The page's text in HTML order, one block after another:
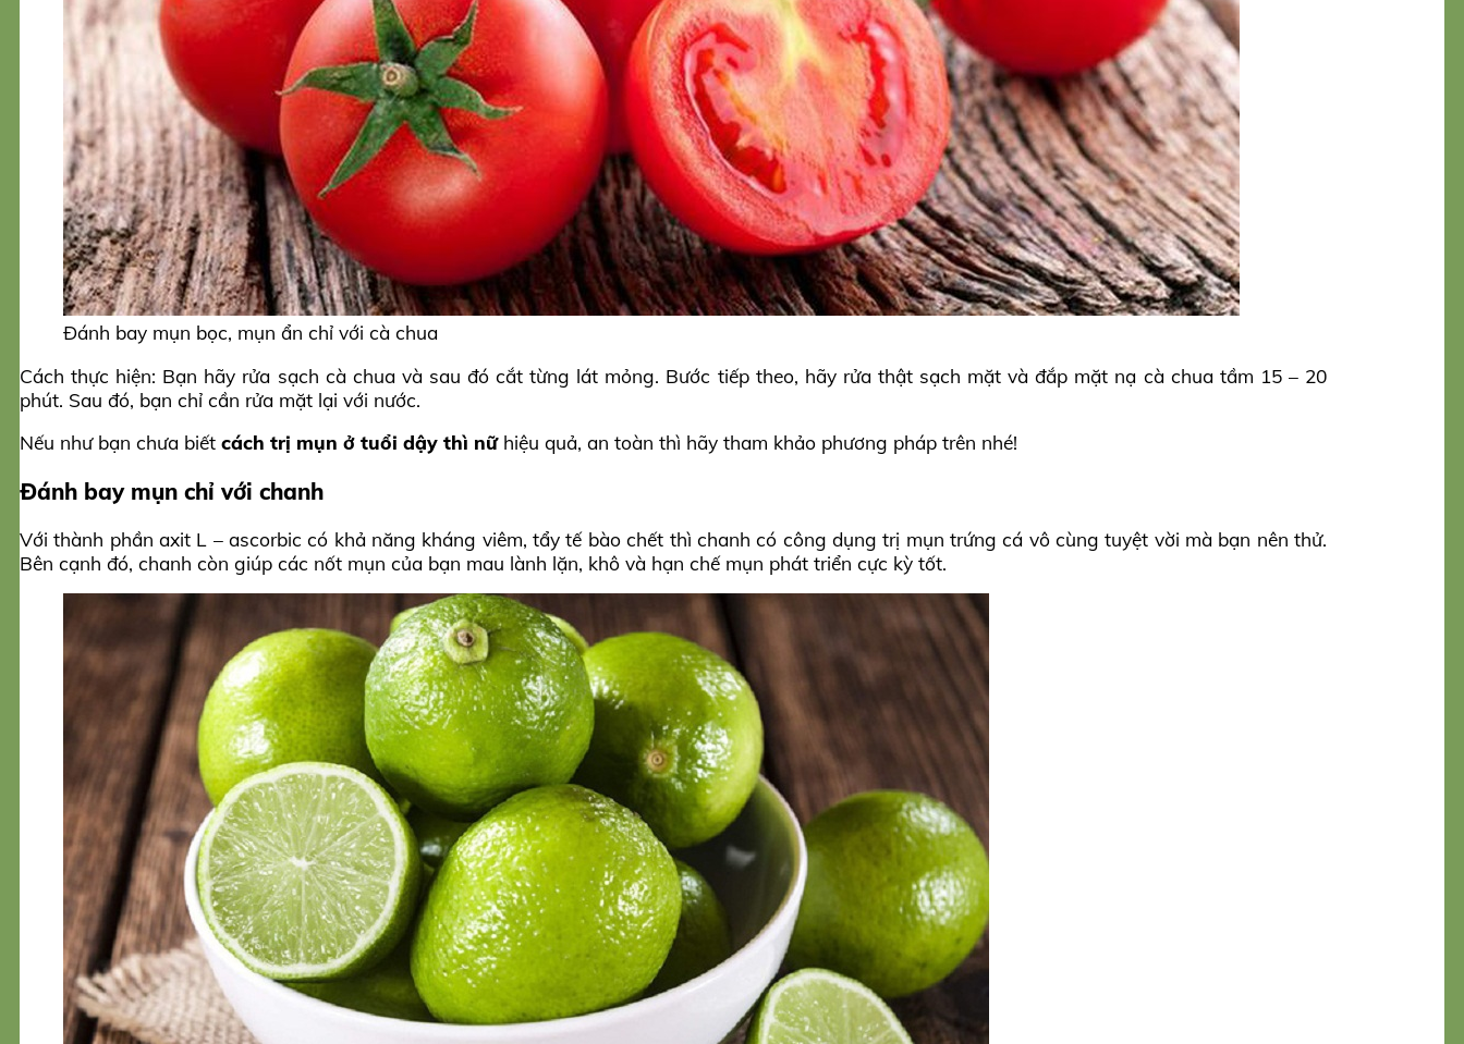
Đánh bay mụn bọc, mụn ẩn chỉ với cà chua
Cách thực hiện: Bạn hãy rửa sạch cà chua và sau đó cắt từng lát mỏng. Bước tiếp theo, hãy rửa thật sạch mặt và đắp mặt nạ cà chua tầm 15 – 20
phút. Sau đó, bạn chỉ cần rửa mặt lại với nước.
Nếu như bạn chưa biết cách trị mụn ở tuổi dậy thì nữhiệu quả, an toàn thì hãy tham khảo phương pháp trên nhé!
Đánh bay mụn chỉ với chanh
Với thành phần axit L – ascorbic có khả năng kháng viêm, tẩy tế bào chết thì chanh có công dụng trị mụn trứng cá vô cùng tuyệt vời mà bạn nên thử.
Bên cạnh đó, chanh còn giúp các nốt mụn của bạn mau lành lặn, khô và hạn chế mụn phát triển cực kỳ tốt.